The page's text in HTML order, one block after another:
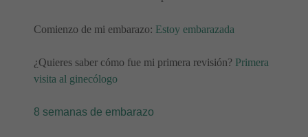
Comienzo de mi embarazo: Estoy embarazada
¿Quieres saber cómo fue mi primera revisión? Primera
visita al ginecólogo
8 semanas de embarazo